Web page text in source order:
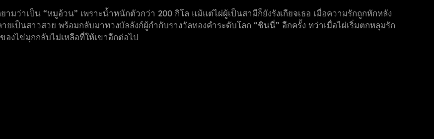
มว่าเป็น “หมูอ้วน” เพราะน้ำหนักตัวกว่า 200 กิโล แม้แต่ไผ่ผู้เป็นสามีก็ยังรังเกียจเธอ เมื่อความรักถูกหักหลัง
ยเป็นสาวสวย พร้อมกลับมาทวงบัลลังก์ผู้กำกับรางวัลทองคำระดับโลก “ชินนี่” อีกครั้ง ทว่าเมื่อไผ่เริ่มตกหลุมรัก
งไข่มุกกลับไม่เหลือที่ให้เขาอีกต่อไป